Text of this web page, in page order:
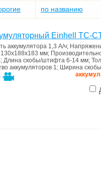
по названию
Einhell TC-
аккумулятора 1,3 А/ч;
130x188x183 мм;
; Длина скобы/штифта 6-14 мм;
аккумуляторов 1; Ширина скобы